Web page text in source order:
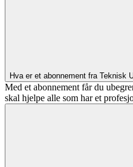
Hva er et abonnement fra Teknisk
Med et abonnement får du
skal hjelpe alle som har et